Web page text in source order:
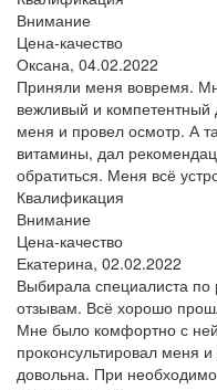
Внимание
Цена-качество
Оксана, 04.02.2022
Приняли меня вовремя.
вежливый и компетентный
меня и провел осмотр. А
витамины, дал
обратиться. Меня всё
Квалификация
Внимание
Цена-качество
Екатерина, 02.02.2022
Выбирала специалиста
отзывам. Всё хорошо
Мне было комфортно с
проконсультировал меня
довольна. При